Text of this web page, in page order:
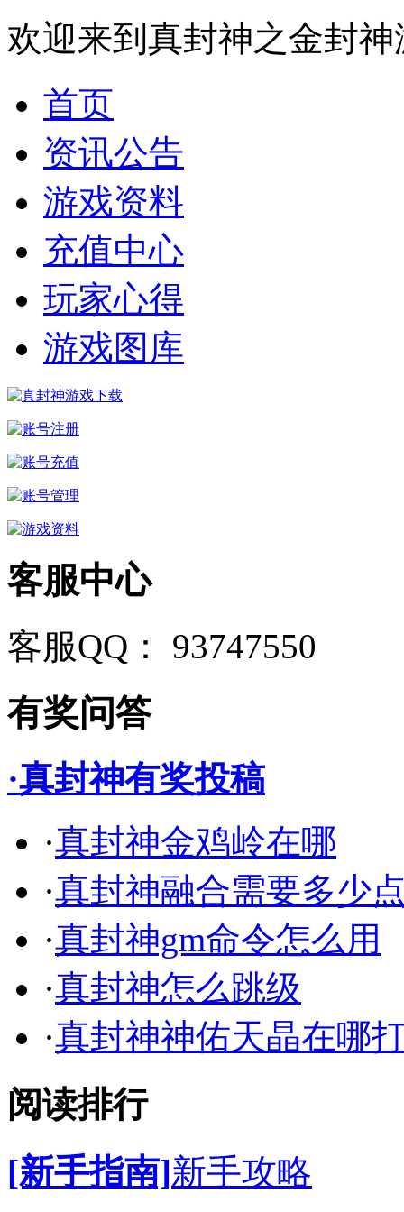
欢迎来到真封神之金封
首页
资讯公告
游戏资料
充值中心
玩家心得
游戏图库
客服中心
客服QQ： 93747550
有奖问答
·真封神有奖投稿
·真封神金鸡岭在哪
·真封神融合需要多少
·真封神gm命令怎么用
·真封神怎么跳级
·真封神神佑天晶在哪
阅读排行
[新手指南]新手攻略